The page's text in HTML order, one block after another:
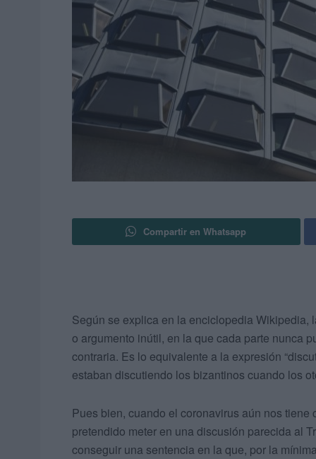
Compartir en Whatsapp
Según se explica en la enciclopedia Wikipedia,
o argumento inútil, en la que cada parte nunca
contraria. Es lo equivalente a la expresión
estaban discutiendo los bizantinos cuando los
Pues bien, cuando el coronavirus aún nos tiene
pretendido meter en una discusión parecida al
conseguir una sentencia en la que, por la